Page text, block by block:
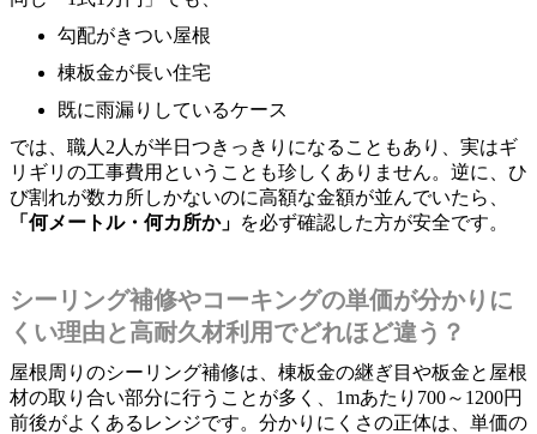
勾配がきつい屋根
棟板金が長い住宅
既に雨漏りしているケース
では、職人2人が半日つきっきりになることもあり、実はギ
リギリの工事費用ということも珍しくありません。逆に、ひ
び割れが数カ所しかないのに高額な金額が並んでいたら、
「何メートル・何カ所か」 を必ず確認した方が安全です。
シーリング補修やコーキングの単価が分かりに
くい理由と高耐久材利用でどれほど違う？
屋根周りのシーリング補修は、棟板金の継ぎ目や板金と屋根
材の取り合い部分に行うことが多く、1mあたり700～1200円
前後がよくあるレンジです。分かりにくさの正体は、単価の